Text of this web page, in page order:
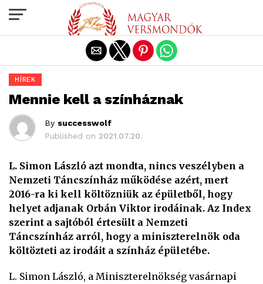
HÍREK
Mennie kell a színháznak
By successwolf
Published on 2021.07.20.
L. Simon László azt mondta, nincs veszélyben a
Nemzeti Táncszínház működése azért, mert
2016-ra ki kell költözniük az épületből, hogy
helyet adjanak Orbán Viktor irodáinak. Az Index
szerint a sajtóból értesült a Nemzeti
Táncszínház arról, hogy a miniszterelnök oda
költözteti az irodáit a színház épületébe.
L. Simon László, a Miniszterelnökség vasárnapi
Exit mobile version